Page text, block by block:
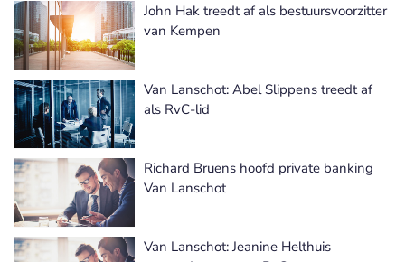
John Hak treedt af als bestuursvoorzitter
van Kempen
Van Lanschot: Abel Slippens treedt af
als RvC-lid
Richard Bruens hoofd private banking
Van Lanschot
Van Lanschot: Jeanine Helthuis